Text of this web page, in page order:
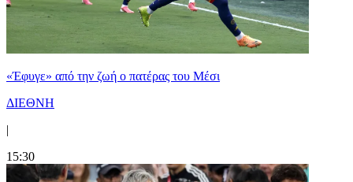
«Έφυγε» από την ζωή ο πατέρας του Μέσι
ΔΙΕΘΝΗ
|
15:30